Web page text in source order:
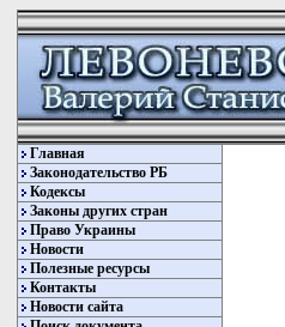
Главная
Законодательство РБ
Кодексы
Законы других стран
Право Украины
Новости
Полезные ресурсы
Контакты
Новости сайта